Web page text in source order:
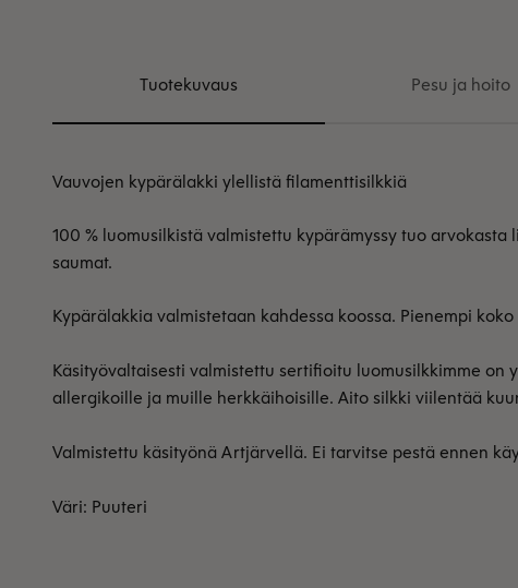
Tuotekuvaus
Vauvojen kypärälakki ylellistä filamenttisilkkiä
100 % luomusilkistä valmistettu kypärämyssy tuo
saumat.
Kypärälakkia valmistetaan kahdessa koossa. Pienempi
Käsityövaltaisesti valmistettu sertifioitu luomusilkkimme
allergikoille ja muille herkkäihoisille. Aito silkki viilentää
Valmistettu käsityönä Artjärvellä. Ei tarvitse pestä ennen
Väri: Puuteri
Pesu ja hoito